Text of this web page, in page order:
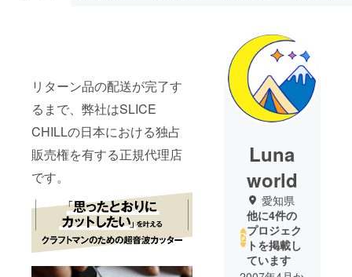
リターン品の配送が完了す
るまで、弊社はSLICE
CHILLの日本における独占
販売権を有する正規代理店
です。
Luna
world
愛知県
他に4件の
プロジェク
トを掲載し
ています